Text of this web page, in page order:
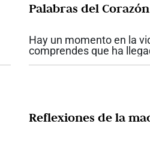
Palabras del Corazón
Hay un momento en la
comprendes que ha
cambiar, y si no lo
Reflexiones de la